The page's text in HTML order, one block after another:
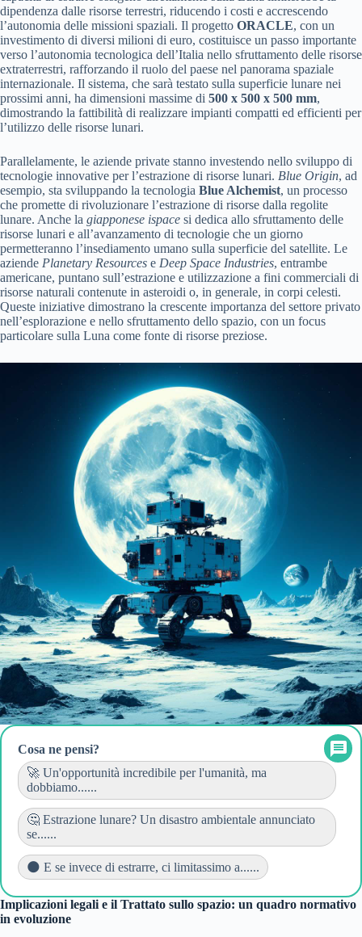
dipendenza dalle risorse terrestri, riducendo i costi e accrescendo
l’autonomia delle missioni spaziali. Il progetto ORACLE, con un
investimento di diversi milioni di euro, costituisce un passo importante
verso l’autonomia tecnologica dell’Italia nello sfruttamento delle risorse
extraterrestri, rafforzando il ruolo del paese nel panorama spaziale
internazionale. Il sistema, che sarà testato sulla superficie lunare nei
prossimi anni, ha dimensioni massime di 500 x 500 x 500 mm,
dimostrando la fattibilità di realizzare impianti compatti ed efficienti per
l’utilizzo delle risorse lunari.
Parallelamente, le aziende private stanno investendo nello sviluppo di
tecnologie innovative per l’estrazione di risorse lunari. Blue Origin, ad
esempio, sta sviluppando la tecnologia Blue Alchemist, un processo
che promette di rivoluzionare l’estrazione di risorse dalla regolite
lunare. Anche la giapponese ispace si dedica allo sfruttamento delle
risorse lunari e all’avanzamento di tecnologie che un giorno
permetteranno l’insediamento umano sulla superficie del satellite. Le
aziende Planetary Resources e Deep Space Industries, entrambe
americane, puntano sull’estrazione e utilizzazione a fini commerciali di
risorse naturali contenute in asteroidi o, in generale, in corpi celesti.
Queste iniziative dimostrano la crescente importanza del settore privato
nell’esplorazione e nello sfruttamento dello spazio, con un focus
particolare sulla Luna come fonte di risorse preziose.
Cosa ne pensi?
🚀 Un'opportunità incredibile per l'umanità, ma
dobbiamo......
🤔 Estrazione lunare? Un disastro ambientale annunciato
se......
🌑 E se invece di estrarre, ci limitassimo a......
Implicazioni legali e il Trattato sullo spazio: un quadro normativo
in evoluzione